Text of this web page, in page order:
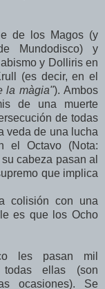
de los Magos (y
Mundodisco) y
y Dolliris en
(es decir, en el
la màgia"). Ambos
de una muerte
de todas
veda de una lucha
el Octavo (Nota:
cabeza pasan al
que implica
colisión con una
es que los Ocho
les pasan mil
ellas (son
ocasiones). Se